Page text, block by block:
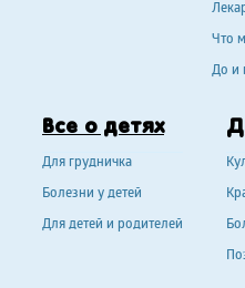
Что
До и
Все о детях
Для грудничка
Болезни у детей
Для детей и родителей